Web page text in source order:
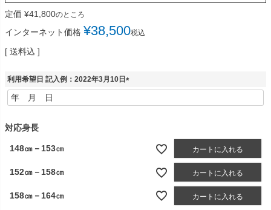
定価 ¥41,800のところ
インターネット価格 ¥38,500税込
送料込
利用希望日 記入例：2022年3月10日
(
必
対応身長
148㎝－153㎝ カートに入れる
152㎝－158㎝ カートに入れる
158㎝－164㎝ カートに入れる